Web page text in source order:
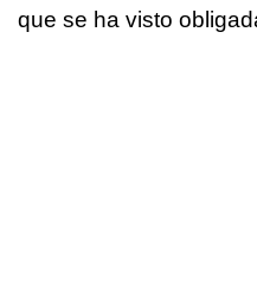
que se ha visto